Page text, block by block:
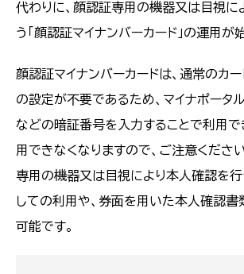
代わりに、顔認証専用の機器又は目視に
う「顔認証マイナンバーカード」の運用が
顔認証マイナンバーカードは、通常のカ
の設定が不要であるため、マイナポータ
などの暗証番号を入力することで利用で
用できなくなりますので、ご注意くださ
専用の機器又は目視により本人確認を
しての利用や、券面を用いた本人確認書
可能です。